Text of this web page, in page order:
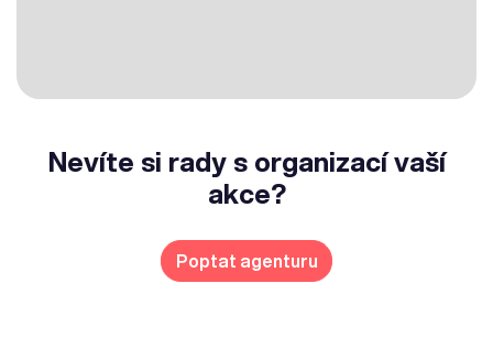
Nevíte si rady s organizací vaší
akce?
Poptat agenturu